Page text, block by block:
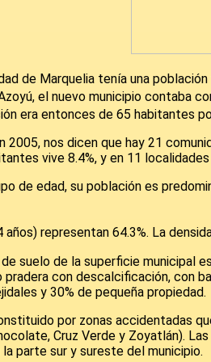
de Marquelia tenía una
el nuevo municipio contaba
era entonces de 65 habitantes
2005, nos dicen que hay 21
vive 8.4%, y en 11
de edad, su población es
años) representan 64.3%. La
suelo de la superficie municipal
pradera con descalcificación, con
y 30% de pequeña propiedad.
por zonas accidentadas
Cruz Verde y Zoyatlán).
parte sur y sureste del municipio.